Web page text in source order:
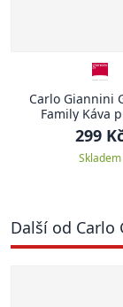
Carlo Giannini
Family Káva
GIANNINA299
Skladem
Další od Carlo